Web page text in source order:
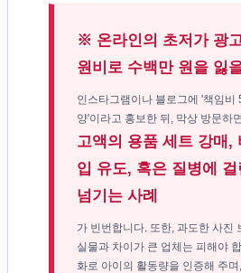
※ 온라인의 초저가 광
원비로 수백만 원을 잃
인스타그램이나 블로그에 '책임비
양'이라고 홍보한 뒤, 막상 방문하면
고액의 용품 세트 강매,
입 유도, 혹은 질병에 걸
넘기는 사례
가 빈번합니다. 또한, 과도한 사진
실물과 차이가 큰 업체는 피해야
화로 아이의 활동량을 인증해 주